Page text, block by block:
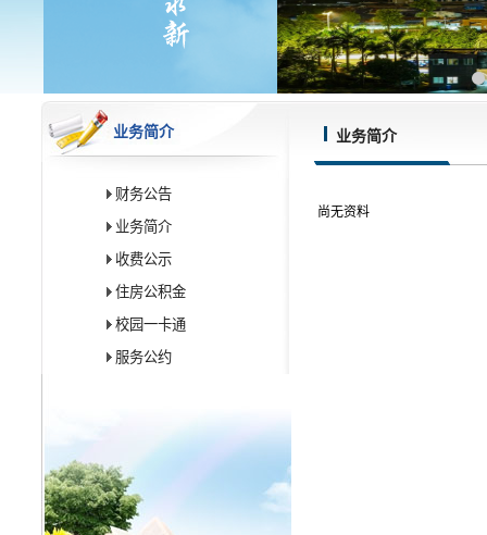
业务简介
财务公告
业务简介
收费公示
住房公积金
校园一卡通
服务公约
业务简介
尚无资料